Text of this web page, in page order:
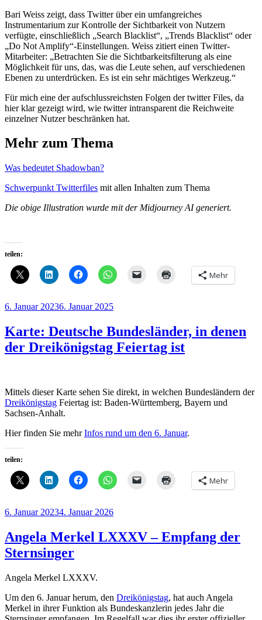
Bari Weiss zeigt, dass Twitter über ein umfangreiches
Instrumentarium zur Kontrolle der Sichtbarkeit von Nutzern
verfügte, einschließlich „Search Blacklist“, „Trends Blacklist“ oder
„Do Not Amplify“-Einstellungen. Weiss zitiert einen Twitter-
Mitarbeiter: „Betrachten Sie die Sichtbarkeitsfilterung als eine
Möglichkeit für uns, das, was die Leute sehen, auf verschiedenen
Ebenen zu unterdrücken. Es ist ein sehr mächtiges Werkzeug.“
Für mich eine der aufschlussreichsten Folgen der twitter Files, da
hier klar gezeigt wird, wie twitter intransparent die Reichweite
einzelner Nutzer beschränken hat.
Mehr zum Thema
Was bedeutet Shadowban?
Schwerpunkt Twitterfiles mit allen Inhalten zum Thema
Die obige Illustration wurde mit der Midjourney AI generiert.
teilen:
Mehr
Veröffentlicht
6. Januar 20236. Januar 2025
Karte: Deutsche Bundesländer, in denen
der Dreikönigstag Feiertag ist
Mittels dieser Karte sehen Sie direkt, in welchen Bundesländern der
Dreikönigstag Feiertag ist: Baden-Württemberg, Bayern und
Sachsen-Anhalt.
Hier finden Sie mehrInfos rund um den 6. Januar.
teilen:
Mehr
Veröffentlicht
6. Januar 20234. Januar 2026
Angela Merkel LXXXV – Empfang der
Sternsinger
Angela Merkel LXXXV.
Um den 6. Januar herum, den Dreikönigstag, hat auch Angela
Merkel in ihrer Funktion als Bundeskanzlerin jedes Jahr die